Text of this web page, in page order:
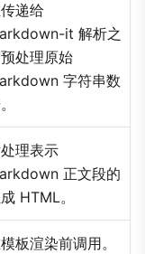
递给
it 解析之
处理原始
字符串数
理表示
正文段的
HTML。
板渲染前调用。